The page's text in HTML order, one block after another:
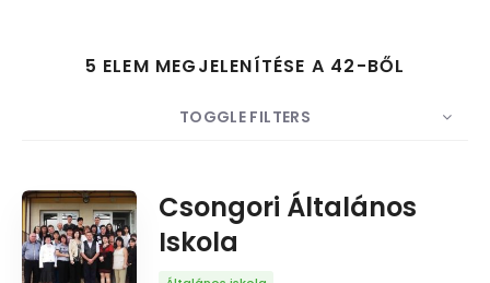
Keresés
5 ELEM MEGJELENÍTÉSE A 42-BŐL
TOGGLE FILTERS
DARABSZÁM RENDEZÉS Dátum
SORREND
Csongori Általános
Iskola